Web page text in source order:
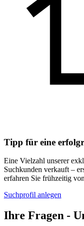
Tipp für eine
Eine Vielzahl unserer
Suchkunden verkauft –
erfahren Sie frühzeitig
Suchprofil anlegen
Ihre Fragen -